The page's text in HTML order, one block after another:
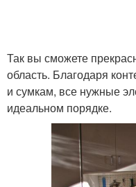
Так вы сможете
область. Благодаря
и сумкам, все нужные
идеальном порядке.